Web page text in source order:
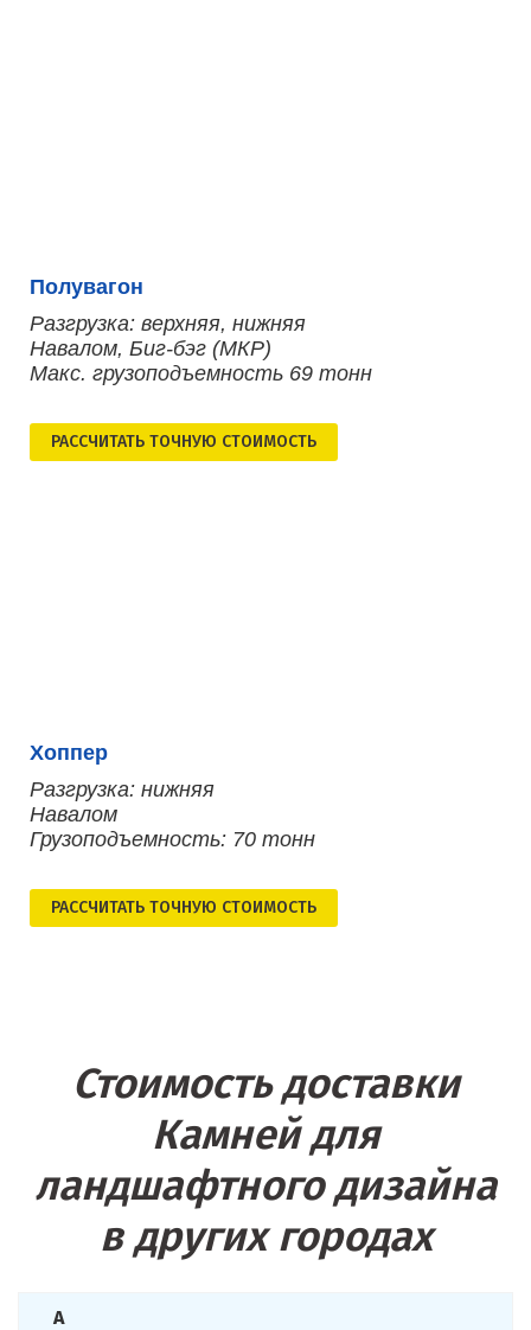
Полувагон
Разгрузка: верхняя, нижняя
Навалом, Биг-бэг (МКР)
Макс. грузоподъемность 69 тонн
РАСCЧИТАТЬ ТОЧНУЮ СТОИМОСТЬ
Хоппер
Разгрузка: нижняя
Навалом
Грузоподъемность: 70 тонн
РАСCЧИТАТЬ ТОЧНУЮ СТОИМОСТЬ
Стоимость доставки
Камней для
ландшафтного дизайна
в других городах
А